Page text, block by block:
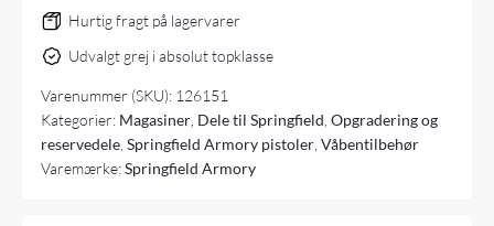
magasin
antal
Hurtig fragt på lagervarer
Udvalgt grej i absolut topklasse
Varenummer (SKU): 126151
Kategorier: Magasiner Dele til Springfield ,Opgradering og
reservedele ,Springfield Armory pistoler ,Våbentilbehør
Varemærke:Springfield Armory